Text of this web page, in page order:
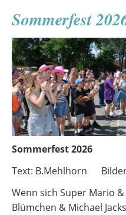
Sommerfest
Sommerfest 2026
Text: B.Mehlhorn
Wenn sich Super Mario
Blümchen & Michael